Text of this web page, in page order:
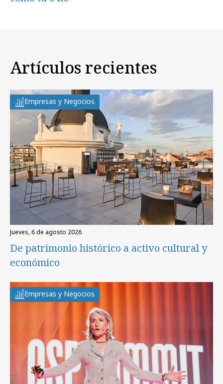
Artículos recientes
Empresas y Negocios
jueves, 6 de agosto 2026
De patrimonio histórico a activo cultural y
económico
Empresas y Negocios